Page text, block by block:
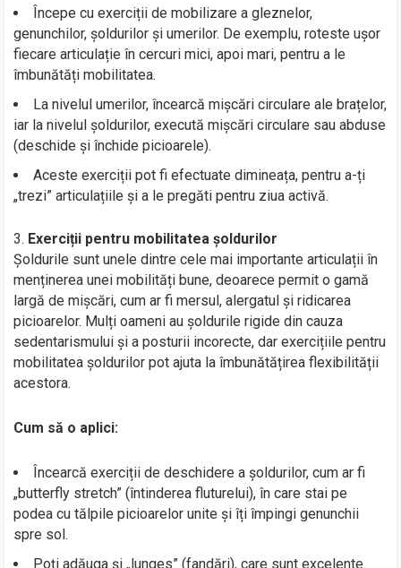
Începe cu exerciții de mobilizare a gleznelor,
genunchilor, șoldurilor și umerilor. De exemplu, roteste ușor
fiecare articulație în cercuri mici, apoi mari, pentru a le
îmbunătăți mobilitatea.
La nivelul umerilor, încearcă mișcări circulare ale brațelor,
iar la nivelul șoldurilor, execută mișcări circulare sau abduse
(deschide și închide picioarele).
Aceste exerciții pot fi efectuate dimineața, pentru a-ți
„trezi” articulațiile și a le pregăti pentru ziua activă.
Exerciții pentru mobilitatea șoldurilor
Șoldurile sunt unele dintre cele mai importante articulații în
menținerea unei mobilități bune, deoarece permit o gamă
largă de mișcări, cum ar fi mersul, alergatul și ridicarea
picioarelor. Mulți oameni au șoldurile rigide din cauza
sedentarismului și a posturii incorecte, dar exercițiile pentru
mobilitatea șoldurilor pot ajuta la îmbunătățirea flexibilității
acestora.
Cum să o aplici:
Încearcă exerciții de deschidere a șoldurilor, cum ar fi
„butterfly stretch” (întinderea fluturelui), în care stai pe
podea cu tălpile picioarelor unite și îți împingi genunchii
spre sol.
Poți adăuga și „lunges” (fandări), care sunt excelente